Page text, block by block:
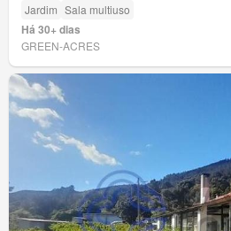
Jardim Sala multiuso
Há 30+ dias
GREEN-ACRES